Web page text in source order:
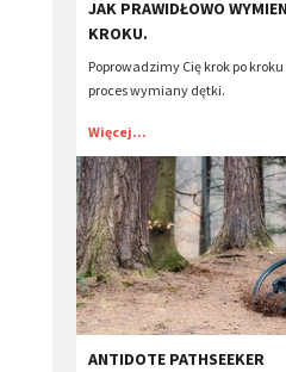
JAK PRAWIDŁOWO
KROKU.
Poprowadzimy Cię krok po
proces wymiany dętki.
Więcej...
ANTIDOTE PATHSEEKER